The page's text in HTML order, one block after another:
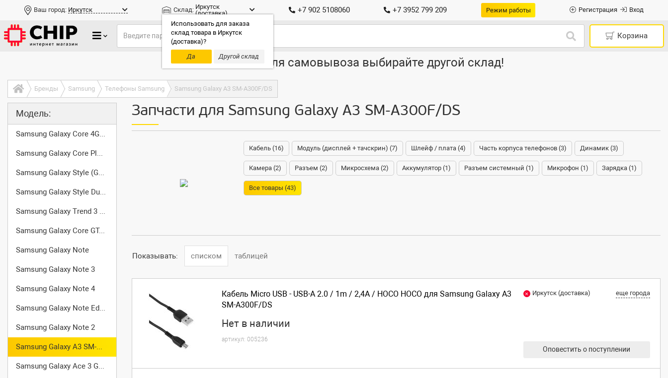
Ваш город: Иркутск Склад: Иркутск
(доставка)
Использовать для заказа
склад товара в Иркутск
(доставка)?
Да
Другой склад
+7 902 5108060 +7 3952 799 209 Режим работы Регистрация Вход
Корзина
Только доставка, для самовывоза выбирайте другой склад!
Бренды Samsung Телефоны Samsung Samsung Galaxy A3 SM-A300F/DS
Модель:
Samsung Galaxy Core 4G (SM-G3518)
Samsung Galaxy Core Plus (SM-G350)
Samsung Galaxy Style (GT-I8268)
Samsung Galaxy Style Duos (GT-I8262D)
Samsung Galaxy Trend 3 (SM-G3502)
Samsung Galaxy Core GT-I8262
Samsung Galaxy Note
Samsung Galaxy Note 3
Samsung Galaxy Note 4
Samsung Galaxy Note Edge
Samsung Galaxy Note 2
Samsung Galaxy A3 SM-A300F/DS
Samsung Galaxy Ace 3 GT-S7270
Запчасти для Samsung Galaxy A3 SM-A300F/DS
Кабель (16) Модуль (дисплей + тачскрин) (7) Шлейф / плата (4) Часть корпуса телефонов (3) Динамик (3)
Камера (2) Разъем (2) Микросхема (2) Аккумулятор (1) Разъем системный (1) Микрофон (1) Зарядка (1)
Все товары (43)
Показывать: списком таблицей
Кабель Micro USB - USB-A 2.0 / 1m / 2,4A / HOCO HOCO для Samsung Galaxy A3
SM-A300F/DS
Нет в наличии
артикул: 005236
Иркутск (доставка) еще города
Оповестить о поступлении